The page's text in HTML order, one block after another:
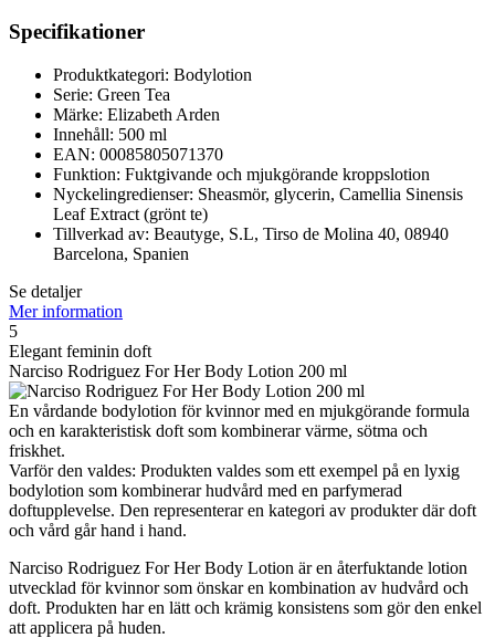
Specifikationer
Produktkategori: Bodylotion
Serie: Green Tea
Märke: Elizabeth Arden
Innehåll: 500 ml
EAN: 00085805071370
Funktion: Fuktgivande och mjukgörande kroppslotion
Nyckelingredienser: Sheasmör, glycerin, Camellia Sinensis
Leaf Extract (grönt te)
Tillverkad av: Beautyge, S.L, Tirso de Molina 40, 08940
Barcelona, Spanien
Se detaljer
Mer information
5
Elegant feminin doft
Narciso Rodriguez For Her Body Lotion 200 ml
En vårdande bodylotion för kvinnor med en mjukgörande formula
och en karakteristisk doft som kombinerar värme, sötma och
friskhet.
Varför den valdes: Produkten valdes som ett exempel på en lyxig
bodylotion som kombinerar hudvård med en parfymerad
doftupplevelse. Den representerar en kategori av produkter där doft
och vård går hand i hand.
Narciso Rodriguez For Her Body Lotion är en återfuktande lotion
utvecklad för kvinnor som önskar en kombination av hudvård och
doft. Produkten har en lätt och krämig konsistens som gör den enkel
att applicera på huden.